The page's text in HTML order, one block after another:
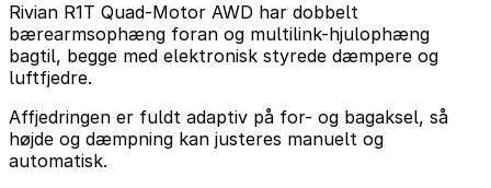
Rivian R1T Quad-Motor AWD har dobbelt
bærearmsophæng foran og multilink-hjulophæng
bagtil, begge med elektronisk styrede dæmpere og
luftfjedre.
Affjedringen er fuldt adaptiv på for- og bagaksel, så
højde og dæmpning kan justeres manuelt og
automatisk.